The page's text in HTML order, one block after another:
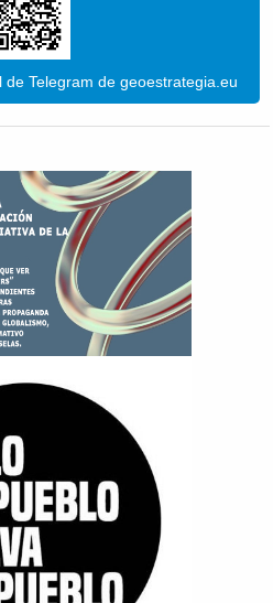
Telegram de geoestrategia.eu